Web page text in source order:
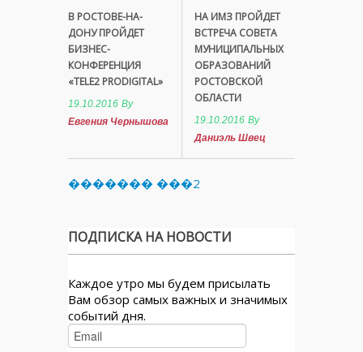
В РОСТОВЕ-НА-
ДОНУ ПРОЙДЕТ
БИЗНЕС-
КОНФЕРЕНЦИЯ
«TELE2 PRODIGITAL»
19.10.2016 By
Евгения Чернышова
НА ИМЗ ПРОЙДЕТ
ВСТРЕЧА СОВЕТА
МУНИЦИПАЛЬНЫХ
ОБРАЗОВАНИЙ
РОСТОВСКОЙ
ОБЛАСТИ
19.10.2016 By
Даниэль Швец
������� ���2
ПОДПИСКА НА НОВОСТИ
Каждое утро мы будем присылать
Вам обзор самых важных и значимых
событий дня.